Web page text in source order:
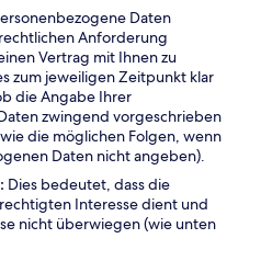
Daten
Anforderung
Vertrag mit Ihnen zu
zum jeweiligen Zeitpunkt klar
die Angabe Ihrer
zwingend vorgeschrieben
die möglichen Folgen, wenn
Daten nicht angeben).
Dies bedeutet, dass die
Interesse dient und
nicht überwiegen (wie unten